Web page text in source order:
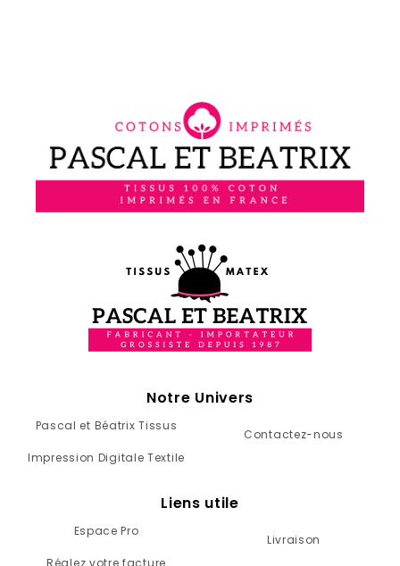
Notre Univers
Pascal et Béatrix Tissus
Impression Digitale Textile
Contactez-nous
Liens utile
Espace Pro
Réglez votre facture
Livraison